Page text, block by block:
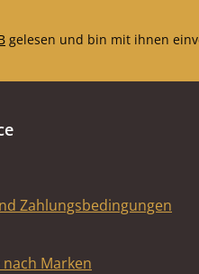
gelesen und bin mit ihnen
Zahlungsbedingungen
Marken